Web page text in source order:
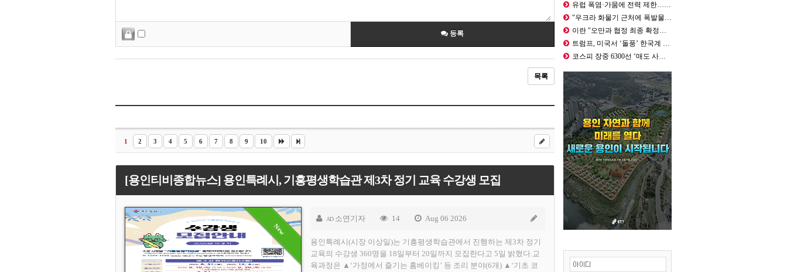
유럽 폭염·가뭄에 전력 제한…냉각수 …
"우크라 화물기 근처에 폭발물 장착 …
이란 "오만과 협정 최종 확정단계"……
트럼프, 미국서 ‘돌풍’ 한국계 주지…
코스피 장중 6300선 ‘매도 사이드…
등록
목록
1 2 3 4 5 6 7 8 9 10
[용인티비종합뉴스] 용인특례시, 기흥평생학습관 제3차 정기 교육 수강생 모집
AD 소연기자 14 Aug 06 2026
용인특례시(시장 이상일)는 기흥평생학습관에서 진행하는 제3차 정기
교육의 수강생 360명을 18일부터 20일까지 모집한다고 5일 밝혔다.교
육과정은 ▲‘가정에서 즐기는 홈베이킹’ 등 조리 분야(6개) ▲‘기초 코